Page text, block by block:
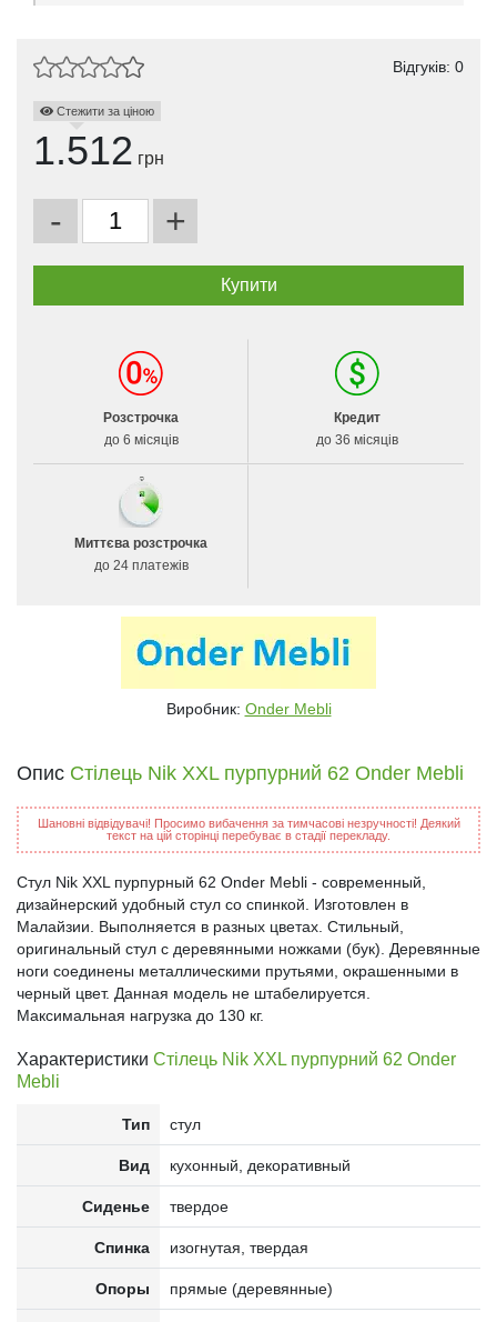
Відгуків: 0
Стежити за ціною
1.512 грн
- +
Розстрочка
до 6 місяців
Кредит
до 36 місяців
Миттєва розстрочка
до 24 платежів
Виробник: Onder Mebli
Опис Стілець Nik XXL пурпурний 62 Onder Mebli
Шановні відвідувачі! Просимо вибачення за тимчасові незручності! Деякий
текст на цій сторінці перебуває в стадії перекладу.
Стул Nik XXL пурпурный 62 Onder Mebli - современный,
дизайнерский удобный стул со спинкой. Изготовлен в
Малайзии. Выполняется в разных цветах. Стильный,
оригинальный стул с деревянными ножками (бук). Деревянные
ноги соединены металлическими прутьями, окрашенными в
черный цвет. Данная модель не штабелируется.
Максимальная нагрузка до 130 кг.
Характеристики Стілець Nik XXL пурпурний 62 Onder
Mebli
Тип стул
Вид кухонный, декоративный
Сиденье твердое
Спинка изогнутая, твердая
Опоры прямые (деревянные)